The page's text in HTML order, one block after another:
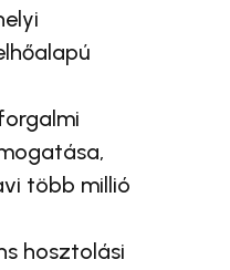
több millió
hosztolási